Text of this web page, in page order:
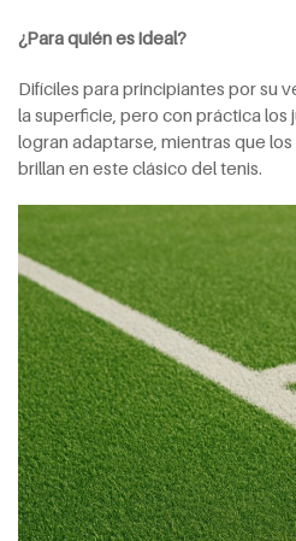
¿Para quién es ideal?
Difíciles para principiantes por su
la superficie, pero con práctica
logran adaptarse, mientras que
brillan en este clásico del tenis.